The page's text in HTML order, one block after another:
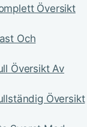
Översikt
Och
Översikt Av
Översikt